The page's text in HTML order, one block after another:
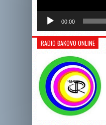
00:00
RADIO ĐAKOVO ONLINE